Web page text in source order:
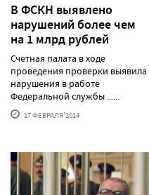
В ФСКН выявлено
нарушений более чем
на 1 млрд рублей
Счетная палата в ходе
проведения проверки выявила
нарушения в работе
Федеральной службы ......
17 ФЕВРАЛЯ'2014